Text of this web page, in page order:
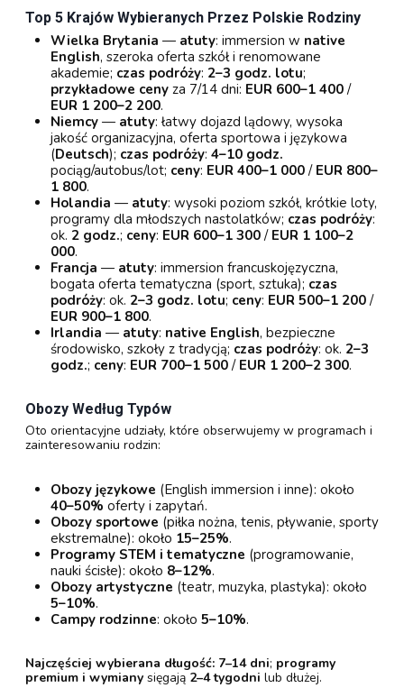
Top 5 Krajów Wybieranych Przez Polskie Rodziny
Wielka Brytania — atuty: immersion w native
English, szeroka oferta szkół i renomowane
akademie; czas podróży: 2–3 godz. lotu;
przykładowe ceny za 7/14 dni: EUR 600–1 400/
EUR 1 200–2 200.
Niemcy — atuty: łatwy dojazd lądowy, wysoka
jakość organizacyjna, oferta sportowa i językowa
(Deutsch); czas podróży: 4–10 godz.
pociąg/autobus/lot; ceny: EUR 400–1 000/ EUR 800–
1 800.
Holandia — atuty: wysoki poziom szkół, krótkie loty,
programy dla młodszych nastolatków; czas podróży:
ok. 2 godz.; ceny: EUR 600–1 300/ EUR 1 100–2
000.
Francja — atuty: immersion francuskojęzyczna,
bogata oferta tematyczna (sport, sztuka); czas
podróży: ok. 2–3 godz. lotu; ceny: EUR 500–1 200/
EUR 900–1 800.
Irlandia — atuty: native English, bezpieczne
środowisko, szkoły z tradycją; czas podróży: ok. 2–3
godz.; ceny: EUR 700–1 500/ EUR 1 200–2 300.
Obozy Według Typów
Oto orientacyjne udziały, które obserwujemy w programach i
zainteresowaniu rodzin:
Obozy językowe (English immersion i inne): około
40–50% oferty i zapytań.
Obozy sportowe (piłka nożna, tenis, pływanie, sporty
ekstremalne): około 15–25%.
Programy STEM i tematyczne (programowanie,
nauki ścisłe): około 8–12%.
Obozy artystyczne (teatr, muzyka, plastyka): około
5–10%.
Campy rodzinne: około 5–10%.
Najczęściej wybierana długość: 7–14 dni; programy
premium i wymiany sięgają 2–4 tygodni lub dłużej.